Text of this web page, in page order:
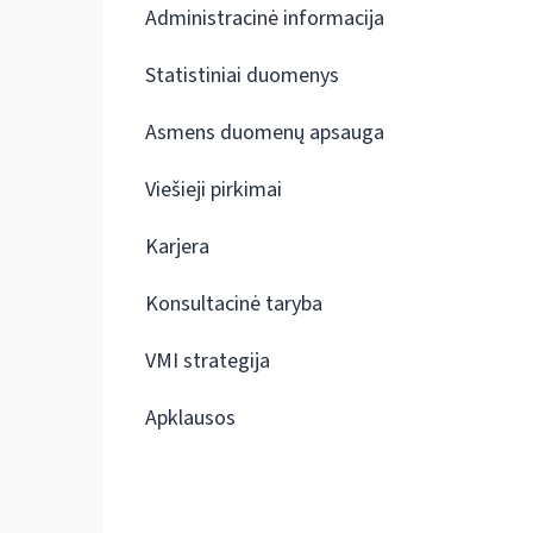
Administracinė informacija
Statistiniai duomenys
Asmens duomenų apsauga
Viešieji pirkimai
Karjera
Konsultacinė taryba
VMI strategija
Apklausos